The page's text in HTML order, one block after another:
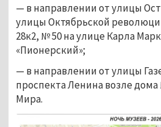
— в направлении от улицы
улицы Октябрьской
28к2, № 50 на улице Карла
«Пионерский»;
— в направлении от улицы
проспекта Ленина возле
Мира.